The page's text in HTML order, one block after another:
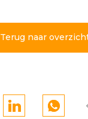
Terug naar